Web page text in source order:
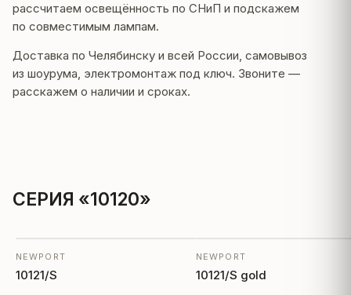
рассчитаем освещённость по СНиП и подскажем
по совместимым лампам.
Доставка по Челябинску и всей России, самовывоз
из шоурума, электромонтаж под ключ. Звоните —
расскажем о наличии и сроках.
СЕРИЯ «10120»
NEWPORT
10121/S
NEWPORT
10121/S gold